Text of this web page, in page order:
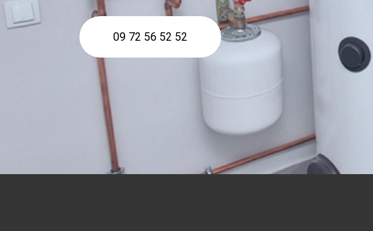
09 72 56 52 52